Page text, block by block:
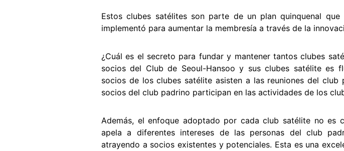
Estos clubes satélites son parte de un plan quinquenal que
implementó para aumentar la membresía a través de la
¿Cuál es el secreto para fundar y mantener tantos clubes
socios del Club de Seoul-Hansoo y sus clubes satélite es
socios de los clubes satélite asisten a las reuniones del club
socios del club padrino participan en las actividades de los
Además, el enfoque adoptado por cada club satélite no es
apela a diferentes intereses de las personas del club
atrayendo a socios existentes y potenciales. Esta es una